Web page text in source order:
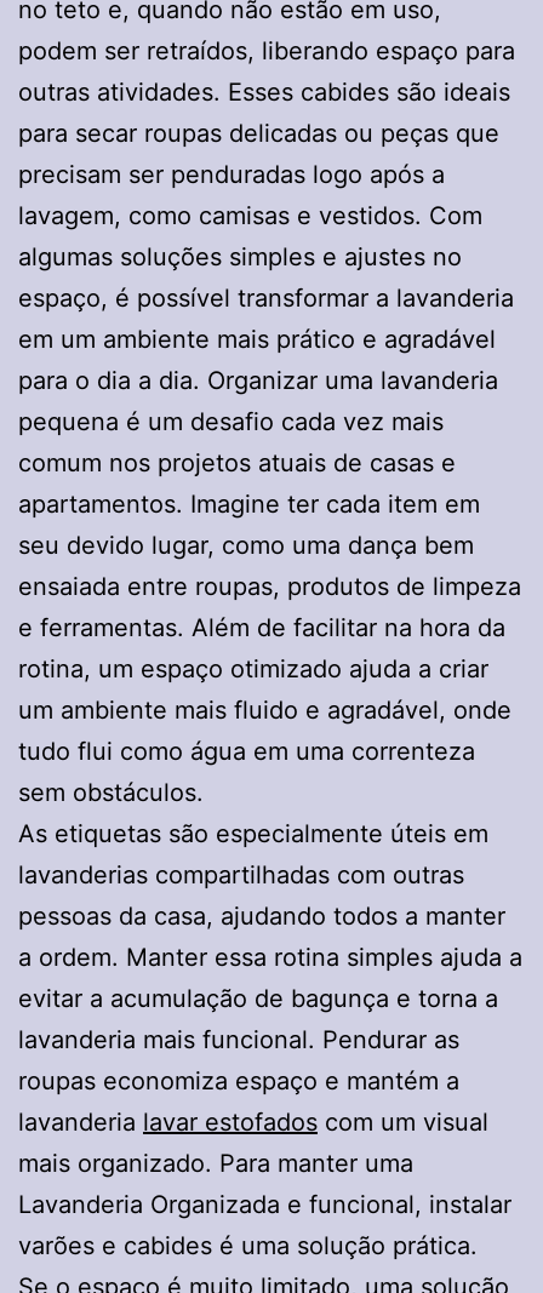
no teto e, quando não estão em uso,
podem ser retraídos, liberando espaço para
outras atividades. Esses cabides são ideais
para secar roupas delicadas ou peças que
precisam ser penduradas logo após a
lavagem, como camisas e vestidos. Com
algumas soluções simples e ajustes no
espaço, é possível transformar a lavanderia
em um ambiente mais prático e agradável
para o dia a dia. Organizar uma lavanderia
pequena é um desafio cada vez mais
comum nos projetos atuais de casas e
apartamentos. Imagine ter cada item em
seu devido lugar, como uma dança bem
ensaiada entre roupas, produtos de limpeza
e ferramentas. Além de facilitar na hora da
rotina, um espaço otimizado ajuda a criar
um ambiente mais fluido e agradável, onde
tudo flui como água em uma correnteza
sem obstáculos.
As etiquetas são especialmente úteis em
lavanderias compartilhadas com outras
pessoas da casa, ajudando todos a manter
a ordem. Manter essa rotina simples ajuda a
evitar a acumulação de bagunça e torna a
lavanderia mais funcional. Pendurar as
roupas economiza espaço e mantém a
lavanderia lavar estofados com um visual
mais organizado. Para manter uma
Lavanderia Organizada e funcional, instalar
varões e cabides é uma solução prática.